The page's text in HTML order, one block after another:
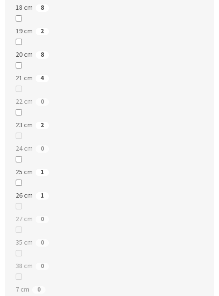
18 cm 8
19 cm 2
20 cm 8
21 cm 4
22 cm 0
23 cm 2
24 cm 0
25 cm 1
26 cm 1
27 cm 0
35 cm 0
38 cm 0
7 cm 0